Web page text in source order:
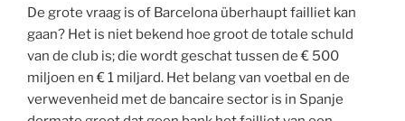
De grote vraag is of Barcelona überhaupt failliet kan
gaan? Het is niet bekend hoe groot de totale schuld
van de club is; die wordt geschat tussen de € 500
miljoen en € 1 miljard. Het belang van voetbal en de
verwevenheid met de bancaire sector is in Spanje